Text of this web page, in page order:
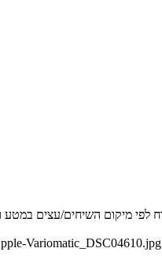
Variomatic_DSC04610.jpg